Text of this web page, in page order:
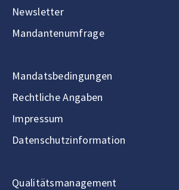
Newsletter
Mandantenumfrage
Mandatsbedingungen
Rechtliche Angaben
Impressum
Datenschutzinformation
Qualitätsmanagement